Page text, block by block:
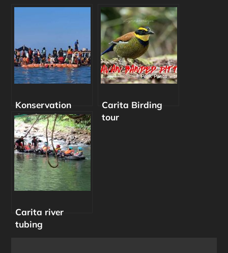
Konservation
Coral reefs
Carita Birding
tour
Carita river
tubing